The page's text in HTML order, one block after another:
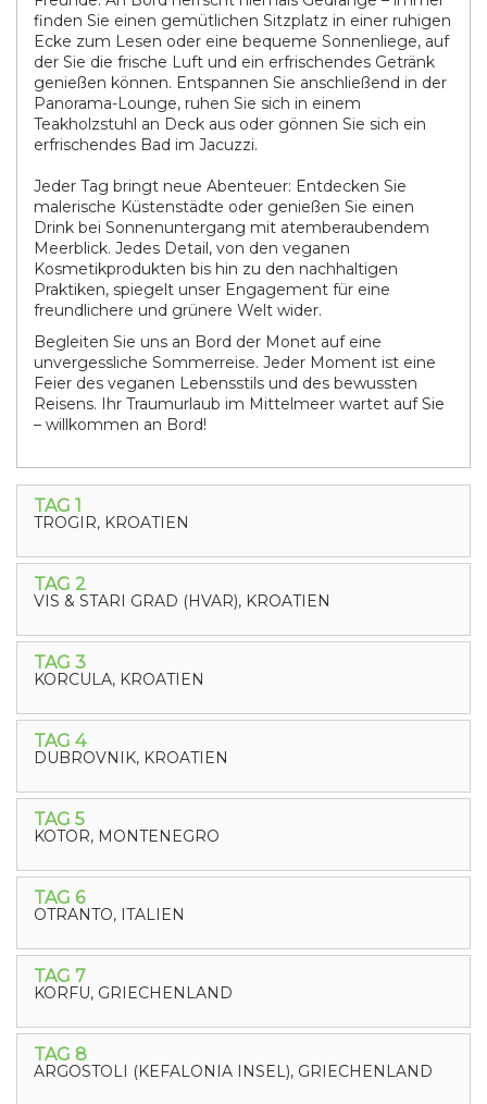
finden Sie einen gemütlichen Sitzplatz in einer ruhigen
Ecke zum Lesen oder eine bequeme Sonnenliege, auf
der Sie die frische Luft und ein erfrischendes Getränk
genießen können. Entspannen Sie anschließend in der
Panorama-Lounge, ruhen Sie sich in einem
Teakholzstuhl an Deck aus oder gönnen Sie sich ein
erfrischendes Bad im Jacuzzi.
Jeder Tag bringt neue Abenteuer: Entdecken Sie
malerische Küstenstädte oder genießen Sie einen
Drink bei Sonnenuntergang mit atemberaubendem
Meerblick. Jedes Detail, von den veganen
Kosmetikprodukten bis hin zu den nachhaltigen
Praktiken, spiegelt unser Engagement für eine
freundlichere und grünere Welt wider.
Begleiten Sie uns an Bord der Monet auf eine
unvergessliche Sommerreise. Jeder Moment ist eine
Feier des veganen Lebensstils und des bewussten
Reisens. Ihr Traumurlaub im Mittelmeer wartet auf Sie
– willkommen an Bord!
TAG 1
TROGIR, KROATIEN
TAG 2
VIS & STARI GRAD (HVAR), KROATIEN
TAG 3
KORCULA, KROATIEN
TAG 4
DUBROVNIK, KROATIEN
TAG 5
KOTOR, MONTENEGRO
TAG 6
OTRANTO, ITALIEN
TAG 7
KORFU, GRIECHENLAND
TAG 8
ARGOSTOLI (KEFALONIA INSEL), GRIECHENLAND